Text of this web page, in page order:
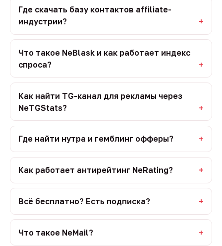
Где скачать базу контактов affiliate-
индустрии?
Что такое NeBlask и как работает индекс
спроса?
Как найти TG-канал для рекламы через
NeTGStats?
Где найти нутра и гемблинг офферы?
Как работает антирейтинг NeRating?
Всё бесплатно? Есть подписка?
Что такое NeMail?